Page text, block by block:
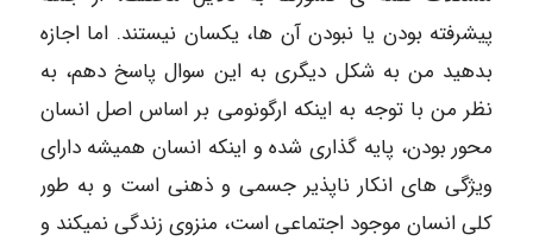
پیشرفته بودن یا نبودن آن ها، یکسان نیستند. اما اجازه
بدهید من به شکل دیگری به این سوال پاسخ دهم، به
نظر من با توجه به اینکه ارگونومی بر اساس اصل انسان
محور بودن، پایه گذاری شده و اینکه انسان همیشه دارای
ویژگی های انکار ناپذیر جسمی و ذهنی است و به طور
کلی انسان موجود اجتماعی است، منزوی زندگی نمیکند و